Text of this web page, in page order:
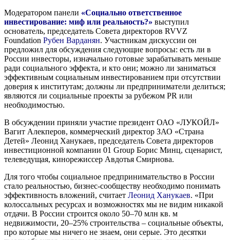
Модератором панели «Социально ответственное
инвестирование: миф или реальность?» выступил
основатель, председатель Совета директоров RVVZ
Foundation Рубен Варданян. Участникам дискуссии он
предложил для обсуждения следующие вопросы: есть ли в
России инвесторы, изначально готовые зарабатывать меньше
ради социального эффекта, и кто они; можно ли заниматься
эффективным социальным инвестированием при отсутствии
доверия к институтам; должны ли предприниматели делиться;
являются ли социальные проекты за рубежом PR или
необходимостью.
В обсуждении приняли участие президент ОАО «ЛУКОЙЛ»
Вагит Алекперов, коммерческий директор ЗАО «Страна
Детей» Леонид Ханукаев, председатель Совета директоров
инвестиционной компании 01 Group Борис Минц, сценарист,
телеведущая, кинорежиссер Авдотья Смирнова.
Для того чтобы социальное предпринимательство в России
стало реальностью, бизнес-сообществу необходимо понимать
эффективность вложений, считает Леонид Ханукаев. «При
колоссальных ресурсах и возможностях мы не видим никакой
отдачи. В России строится около 50–70 млн кв. м
недвижимости, 20–25% строительства – социальные объекты,
про которые мы ничего не знаем, они серые. Это десятки